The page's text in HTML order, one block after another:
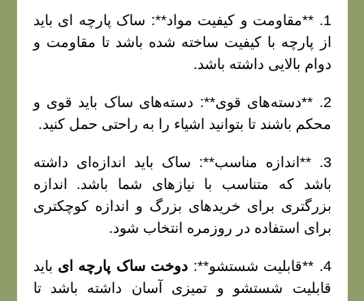
1. **مقاومت و کیفیت مواد**: ساک پارچه‌ ای باید
از پارچه با کیفیت ساخته شده باشد تا مقاومت و
دوام بالایی داشته باشد.
2. **دسته‌های قوی**: دسته‌های ساک باید قوی و
محکم باشند تا بتوانید اشیاء را به راحتی حمل کنید.
3. **اندازه مناسب**: ساک باید اندازه‌ای داشته
باشد که متناسب با نیازهای شما باشد. اندازه
بزرگتری برای خریدهای بزرگ و اندازه کوچکتری
برای استفاده در روزمره انتخاب شود.
4. **قابلیت شستشو**: دوخت ساک پارچه‌ ای باید
قابلیت شستشو و تمیزی آسان داشته باشد تا